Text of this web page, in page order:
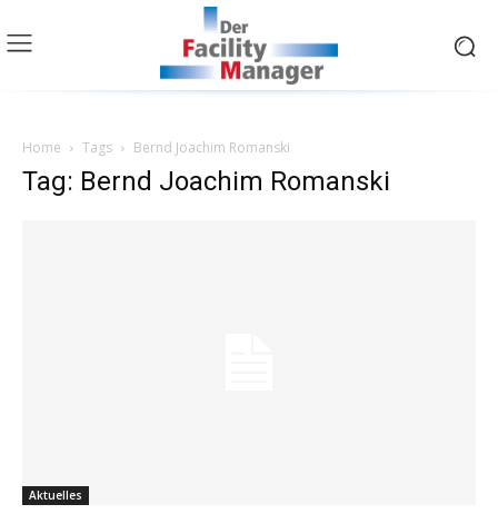
Home Tags Bernd Joachim Romanski
Tag: Bernd Joachim Romanski
Aktuelles